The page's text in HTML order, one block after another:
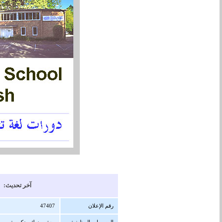
آخر تحديث: 28/08/1447 هجرية ( 16/02/
رقم الإعلان 47407